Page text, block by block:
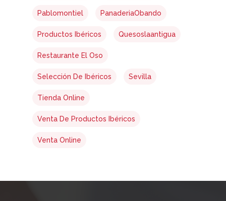
Pablomontiel PanaderiaObando
Productos Ibéricos Quesoslaantigua
Restaurante El Oso
Selección De Ibéricos Sevilla
Tienda Online
Venta De Productos Ibéricos
Venta Online